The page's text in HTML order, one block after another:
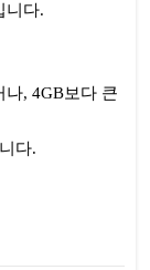
니다.
나, 4GB보다 큰
다.